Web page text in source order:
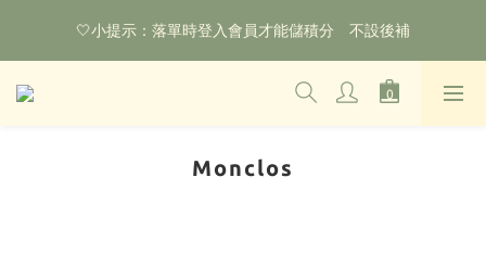
🌟購物滿HKD800即可享香港免運費（不包含手續費）*部分商品
除外
🤍小提示：落單時登入會員才能儲積分　不設後補
‼️2026.1.6 起使用網站新系統！點擊查看舊會員安排‼️
除外
Monclos